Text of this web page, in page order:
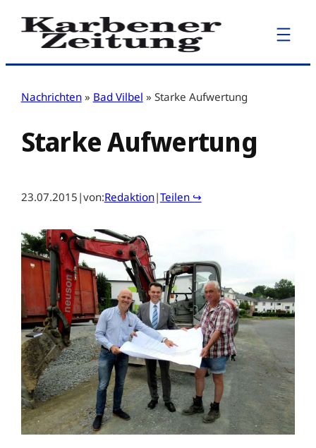
Zum
Inhalt
Nachrichten » Bad Vilbel » Starke Aufwertung
Starke Aufwertung
23.07.2015 |von:Redaktion|Teilen ↪